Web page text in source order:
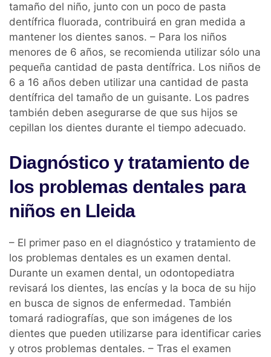
tamaño del niño, junto con un poco de pasta
dentífrica fluorada, contribuirá en gran medida a
mantener los dientes sanos. – Para los niños
menores de 6 años, se recomienda utilizar sólo una
pequeña cantidad de pasta dentífrica. Los niños de
6 a 16 años deben utilizar una cantidad de pasta
dentífrica del tamaño de un guisante. Los padres
también deben asegurarse de que sus hijos se
cepillan los dientes durante el tiempo adecuado.
Diagnóstico y tratamiento de
los problemas dentales para
niños en Lleida
– El primer paso en el diagnóstico y tratamiento de
los problemas dentales es un examen dental.
Durante un examen dental, un odontopediatra
revisará los dientes, las encías y la boca de su hijo
en busca de signos de enfermedad. También
tomará radiografías, que son imágenes de los
dientes que pueden utilizarse para identificar caries
y otros problemas dentales. – Tras el examen